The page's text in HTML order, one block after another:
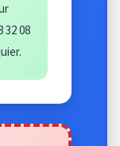
32 08